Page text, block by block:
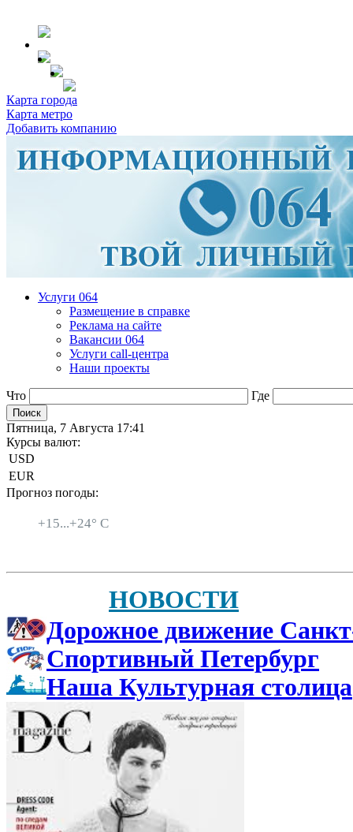
Карта города
Карта метро
Добавить компанию
Услуги 064
Размещение в справке
Реклама на сайте
Вакансии 064
Услуги call-центра
Наши проекты
Что Где
Пятница, 7 Августа 17:41
Курсы валют:
USD
EUR
Прогноз погоды:
+15...+24° C
НОВОСТИ
Дорожное движение
Спортивный Петербург
Наша Культурная столица